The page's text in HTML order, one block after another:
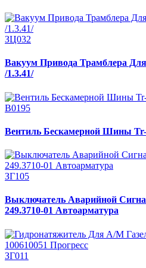
ЗЦ032
Вакуум Привода Трамблера
/1.3.41/
В0195
Вентиль Бескамерной Шины
ЗГ105
Выключатель Аварийной
249.3710-01 Автоарматура
ЗГ011